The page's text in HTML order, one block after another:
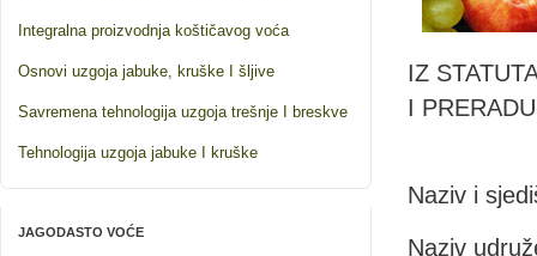
Integralna proizvodnja koštičavog voća
Osnovi uzgoja jabuke, kruške I šljive
Savremena tehnologija uzgoja trešnje I breskve
Tehnologija uzgoja jabuke I kruške
JAGODASTO VOĆE
IZ
I
Naziv i
Naziv